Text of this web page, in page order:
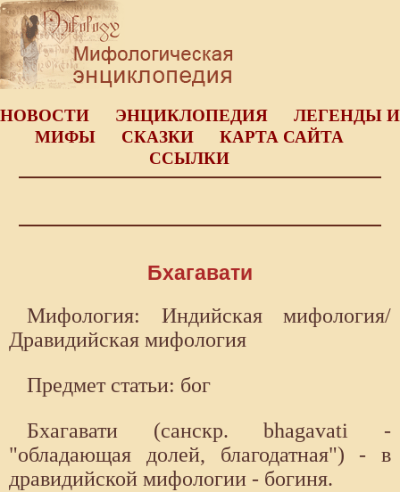
НОВОСТИ ЭНЦИКЛОПЕДИЯ
ЛЕГЕНДЫ И
МИФЫ
СКАЗКИ
КАРТА САЙТА
ССЫЛКИ
Бхагавати
Мифология: Индийская мифология/
Дравидийская мифология
Предмет статьи: бог
Бхагавати (санскр. bhagavati -
"обладающая долей, благодатная") - в
дравидийской мифологии - богиня.